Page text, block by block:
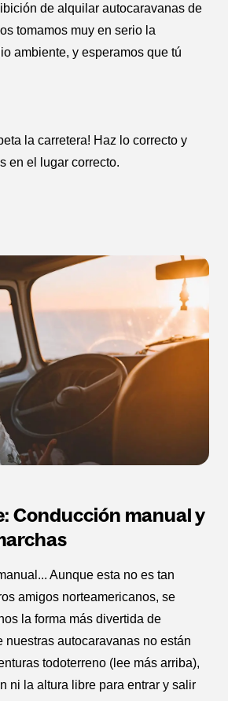
de alquilar autocaravanas de
tomamos muy en serio la
ambiente, y esperamos que tú
la carretera! Haz lo correcto y
en el lugar correcto.
Conducción manual y
Aunque esta no es tan
amigos norteamericanos, se
la forma más divertida de
nuestras autocaravanas no están
todoterreno (lee más arriba),
ni la altura libre para entrar y salir